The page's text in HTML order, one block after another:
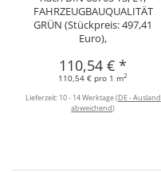
FAHRZEUGBAUQUALITÄT
GRÜN (Stückpreis: 497,41
Euro),
110,54 €*
110,54 € pro 1 m2
Lieferzeit: 10 - 14 Werktage(DE - Ausland
abweichend)